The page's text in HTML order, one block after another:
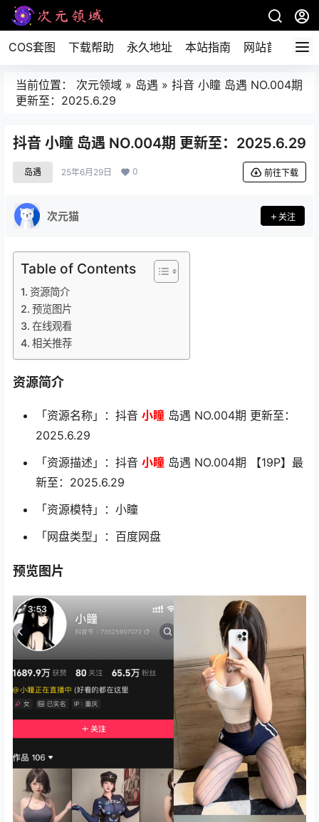
COS套图 下载帮助 永久地址 本站指南 网站首页
当前位置： 次元领域 » 岛遇 » 抖音 小瞳 岛遇 NO.004期
更新至：2025.6.29
抖音 小瞳 岛遇 NO.004期 更新至：2025.6.29
岛遇 25年6月29日 0 前往下载
次元猫 关注
Table of Contents
资源简介
预览图片
在线观看
相关推荐
资源简介
「资源名称」：抖音 小瞳 岛遇 NO.004期 更新至：
2025.6.29
「资源描述」：抖音 小瞳 岛遇 NO.004期 【19P】最
新至：2025.6.29
「资源模特」：小瞳
「网盘类型」：百度网盘
预览图片